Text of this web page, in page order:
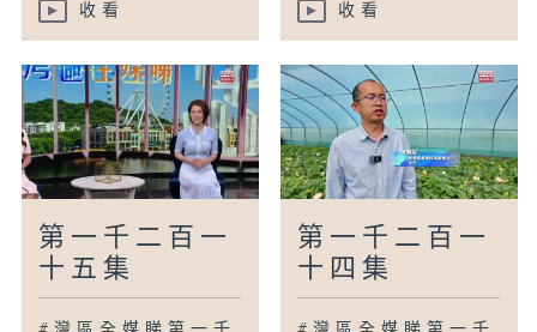
收看 收看
第一千二百一
十五集
第一千二百一
十四集